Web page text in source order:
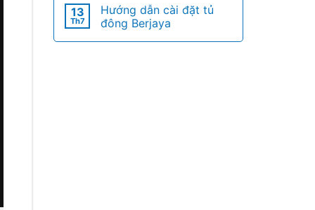
13
Th7
Hướng dẫn cài đặt tủ
đông Berjaya